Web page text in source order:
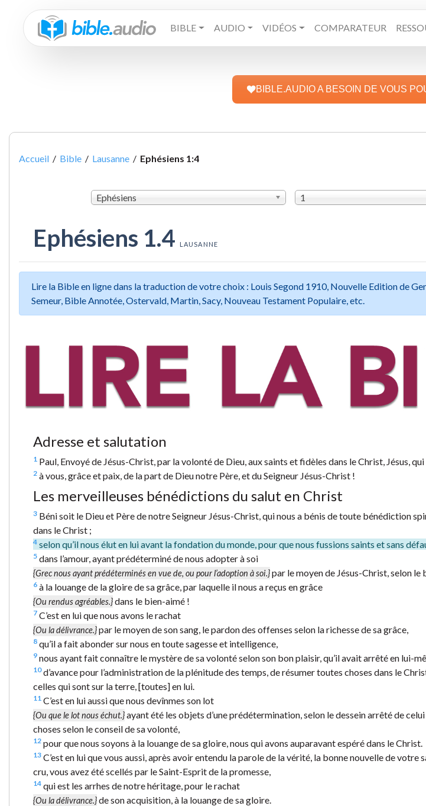
BIBLE AUDIO VIDÉOS COMPARATEUR
BIBLE.AUDIO A BESOIN DE VOUS
Accueil / Bible / Lausanne / Ephésiens 1:4
Ephésiens 1
Ephésiens 1.4 LAUSANNE
Lire la Bible en ligne dans la traduction de votre choix : Louis Segond 1910, Nouvelle Edition de
Semeur, Bible Annotée, Ostervald, Martin, Sacy, Nouveau Testament Populaire, etc.
Adresse et salutation
1 Paul, Envoyé de Jésus-Christ, par la volonté de Dieu, aux saints et fidèles dans le Christ, Jésus, qui
2 à vous, grâce et paix, de la part de Dieu notre Père, et du Seigneur Jésus-Christ !
Les merveilleuses bénédictions du salut en Christ
3 Béni soit le Dieu et Père de notre Seigneur Jésus-Christ, qui nous a bénis de toute bénédiction
dans le Christ ;
4 selon qu’il nous élut en lui avant la fondation du monde, pour que nous fussions saints et sans
5 dans l’amour, ayant prédéterminé de nous adopter à soi
{Grec nous ayant prédéterminés en vue de, ou pour l’adoption à soi.}par le moyen de Jésus-Christ, selon le
6 à la louange de la gloire de sa grâce, par laquelle il nous a reçus en grâce
{Ou rendus agréables.}dans le bien-aimé !
7 C’est en lui que nous avons le rachat
{Ou la délivrance.}par le moyen de son sang, le pardon des offenses selon la richesse de sa grâce,
8 qu’il a fait abonder sur nous en toute sagesse et intelligence,
9 nous ayant fait connaître le mystère de sa volonté selon son bon plaisir, qu’il avait arrêté en lui-
10d’avance pour l’administration de la plénitude des temps, de résumer toutes choses dans le
celles qui sont sur la terre, [toutes] en lui.
11 C’est en lui aussi que nous devînmes son lot
{Ou que le lot nous échut.}ayant été les objets d’une prédétermination, selon le dessein arrêté de
choses selon le conseil de sa volonté,
12 pour que nous soyons à la louange de sa gloire, nous qui avons auparavant espéré dans le Christ.
13 C’est en lui que vous aussi, après avoir entendu la parole de la vérité, la bonne nouvelle de votre
cru, vous avez été scellés par le Saint-Esprit de la promesse,
14 qui est les arrhes de notre héritage, pour le rachat
{Ou la délivrance.}de son acquisition, à la louange de sa gloire.